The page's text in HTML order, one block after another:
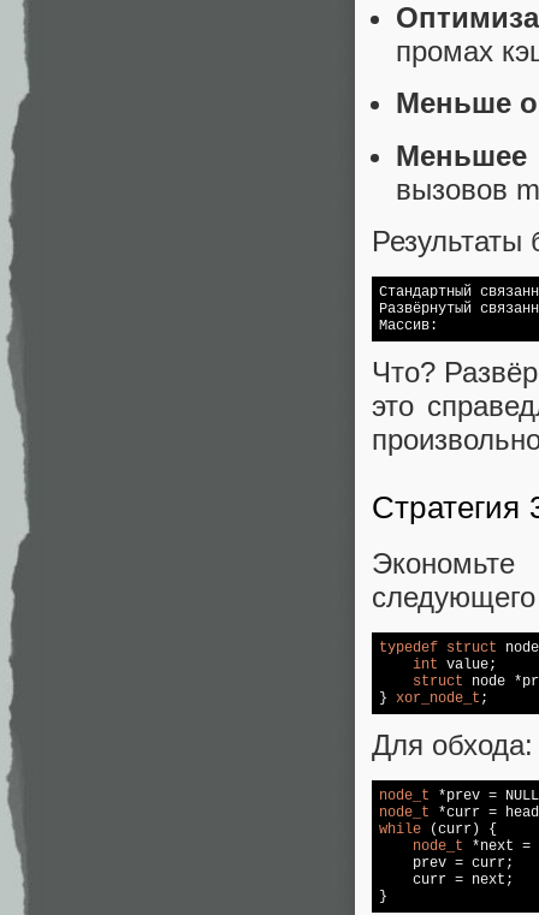
промах
Меньше
Меньшее
вызовов
Результаты
Стандартный
Развёрнутый
Что?
это
Стратегия
следующего
typedef struct
int value;
struct node
} xor_node_t ;
Для обхода:
node_t *prev = NULL
node_t
while (curr) {
node_t *next =
    prev = curr;
    curr = next;
}